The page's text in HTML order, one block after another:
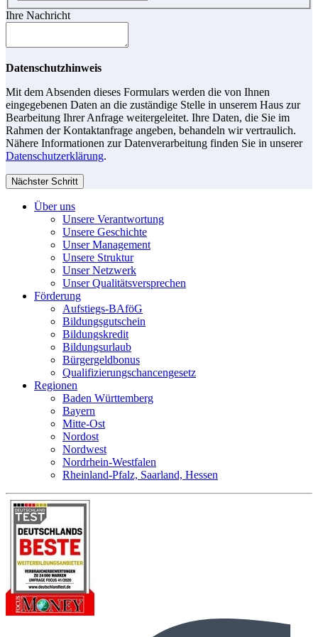
Ihre Nachricht
Datenschutzhinweis
Mit dem Absenden dieses Formulars werden die von Ihnen
eingegebenen Daten an die zuständige Stelle in unserem Haus zur
Bearbeitung Ihrer Anfrage weitergeleitet. Ihre Daten, die Sie im
Rahmen der Kontaktanfrage angeben, behandeln wir vertraulich.
Nähere Informationen zur Datenverarbeitung finden Sie in unserer
Datenschutzerklärung.
Nächster Schritt
Über uns
Unsere Verantwortung
Unsere Geschichte
Unser Management
Unsere Struktur
Unser Netzwerk
Unser Qualitätsversprechen
Förderung
Aufstiegs-BAföG
Bildungsgutschein
Bildungskredit
Bildungsurlaub
Bürgergeldbonus
Qualifizierungschancengesetz
Regionen
Baden Württemberg
Bayern
Mitte-Ost
Nordost
Nordwest
Nordrhein-Westfalen
Rheinland-Pfalz, Saarland, Hessen